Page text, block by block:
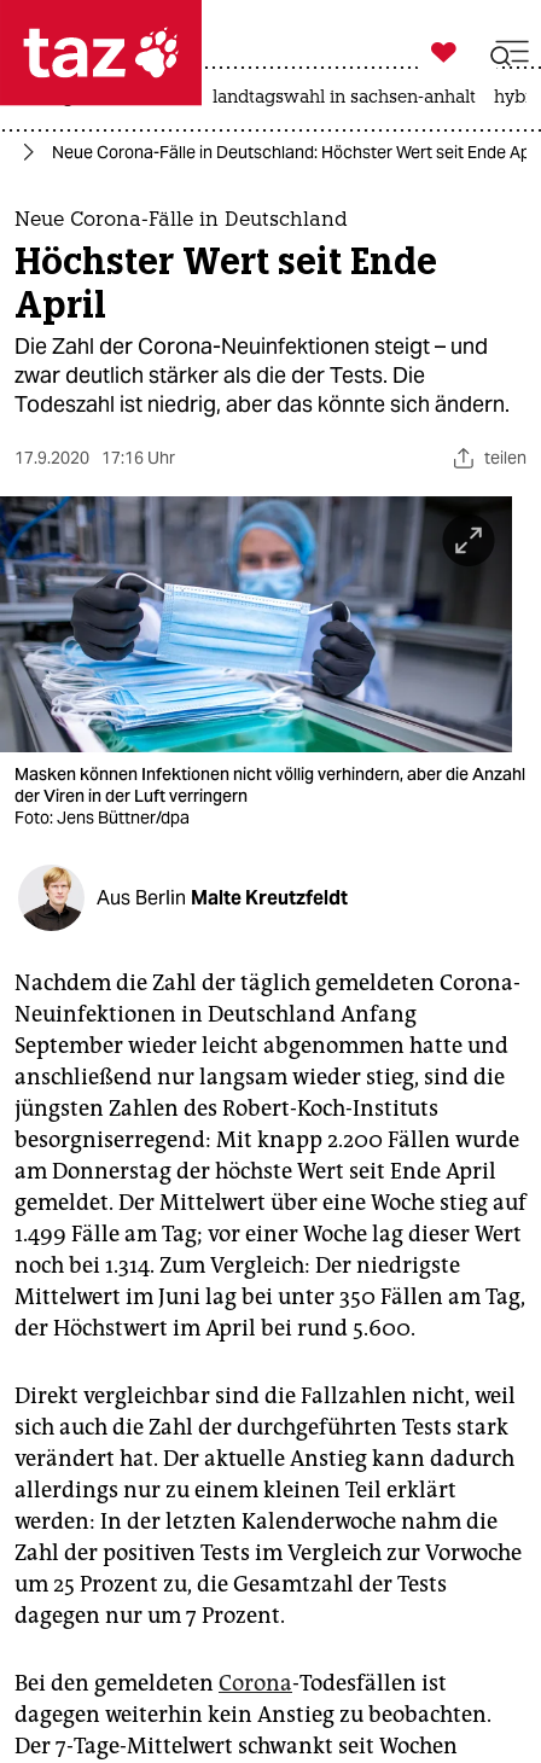
 taz zahl ich
taz zahl ich
themen
politik
öko
gesellschaft
sport
berlin
nord
wahrheit
verlag
verlag
veranstaltungen
fragen & hilfe
abo
genossenschaft
epaper login

taz zahl ich
landtagswahl in sachsen-anhalt
Neue Corona-Fälle in Deutschland: Höchster Wert seit Ende
Neue Corona-Fälle in Deutschland
Höchster Wert seit Ende
April
Die Zahl der Corona-Neuinfektionen steigt – und
zwar deutlich stärker als die der Tests. Die
Todeszahl ist niedrig, aber das könnte sich ändern.
17.9.2020 17:16 Uhr teilen
Masken können Infektionen nicht völlig verhindern, aber die Anzahl
der Viren in der Luft verringern
Foto: Jens Büttner/dpa
Aus Berlin Malte Kreutzfeldt
Nachdem die Zahl der täglich gemeldeten Corona-
Neuinfektionen in Deutschland Anfang
September wieder leicht abgenommen hatte und
anschließend nur langsam wieder stieg, sind die
jüngsten Zahlen des Robert-Koch-Instituts
besorgniserregend: Mit knapp 2.200 Fällen wurde
am Donnerstag der höchste Wert seit Ende April
gemeldet. Der Mittelwert über eine Woche stieg auf
1.499 Fälle am Tag; vor einer Woche lag dieser Wert
noch bei 1.314. Zum Vergleich: Der niedrigste
Mittelwert im Juni lag bei unter 350 Fällen am Tag,
der Höchstwert im April bei rund 5.600.
Direkt vergleichbar sind die Fallzahlen nicht, weil
sich auch die Zahl der durchgeführten Tests stark
verändert hat. Der aktuelle Anstieg kann dadurch
allerdings nur zu einem kleinen Teil erklärt
werden: In der letzten Kalenderwoche nahm die
Zahl der positiven Tests im Vergleich zur Vorwoche
um 25 Prozent zu, die Gesamtzahl der Tests
dagegen nur um 7 Prozent.
Bei den gemeldeten Corona-Todesfällen ist
dagegen weiterhin kein Anstieg zu beobachten.
Der 7-Tage-Mittelwert schwankt seit Wochen